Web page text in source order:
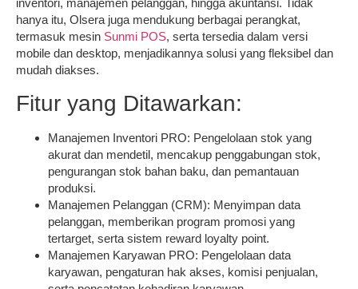
inventori, manajemen pelanggan, hingga akuntansi. Tidak
hanya itu, Olsera juga mendukung berbagai perangkat,
termasuk mesin Sunmi POS, serta tersedia dalam versi
mobile dan desktop, menjadikannya solusi yang fleksibel dan
mudah diakses.
Fitur yang Ditawarkan:
Manajemen Inventori PRO: Pengelolaan stok yang
akurat dan mendetil, mencakup penggabungan stok,
pengurangan stok bahan baku, dan pemantauan
produksi.
Manajemen Pelanggan (CRM): Menyimpan data
pelanggan, memberikan program promosi yang
tertarget, serta sistem reward loyalty point.
Manajemen Karyawan PRO: Pengelolaan data
karyawan, pengaturan hak akses, komisi penjualan,